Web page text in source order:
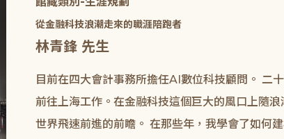
從金融科技浪潮走來的職涯陪跑者
林青鋒 先生
目前在四大會計事務所擔任AI數位科技顧問。 二
前往上海工作。在金融科技這個巨大的風口上隨浪
世界飛速前進的前瞻。 在那些年，我學會了如何